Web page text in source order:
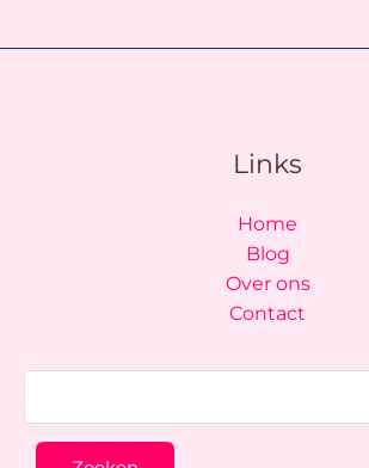
Links
Home
Blog
Over ons
Contact